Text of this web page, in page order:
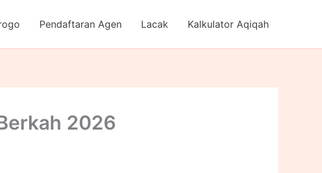
Pendaftaran Agen Lacak Kalkulator Aqiqah
2026